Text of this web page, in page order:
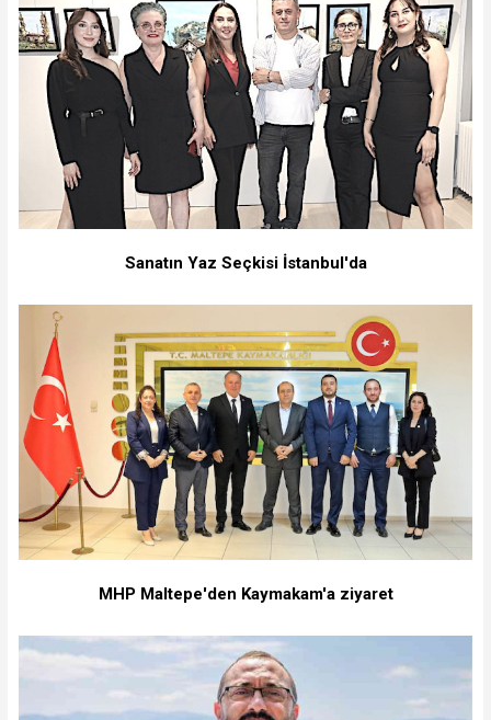
Sanatın Yaz Seçkisi İstanbul'da
MHP Maltepe'den Kaymakam'a ziyaret